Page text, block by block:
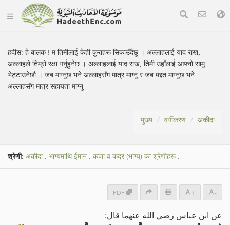
हदीस:हे बालक ! म तिमीलाई केही कुराहरू सिकाउँदैछु । अल्लाहलाई याद राख,
अल्लाहले तिम्रो रक्षा गर्नुहुनेछ । अल्लाहलाई याद राख, तिमी उहाँलाई आफ्नो सामु
भेट्टाउनेछौ । जब माग्नुछ भने अल्लाहसँग मात्र माग्नु र जब मद्दत माग्नुछ भने
अल्लाहसँग मात्र सहायता माग्नु
मुख्य वर्गीकरण अकीदा
श्रेणी: अकीदा. भाग्यमाथि ईमान . कजा व कद्र (भाग्य) का श्रेणीहरू.
PDF + -
عن ابن عباس رضي الله عنهما قال: